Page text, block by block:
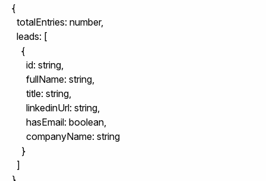
{
  totalEntries: number,
  leads: [
    {
      id: string,
      fullName: string,
      title: string,
      linkedinUrl: string,
      hasEmail: boolean,
      companyName: string
    }
  ]